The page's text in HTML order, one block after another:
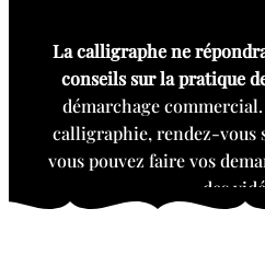
La calligraphe ne
conseils sur la pratique
démarchage
calligraphie, rendez-vous
vous pouvez faire vos
des